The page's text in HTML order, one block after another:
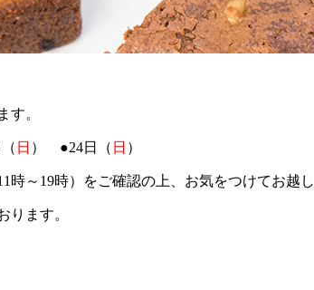
す。
日 ） ●24日（ 日 ）
時～19時）をご確認の上、お気をつけてお越し
ります。